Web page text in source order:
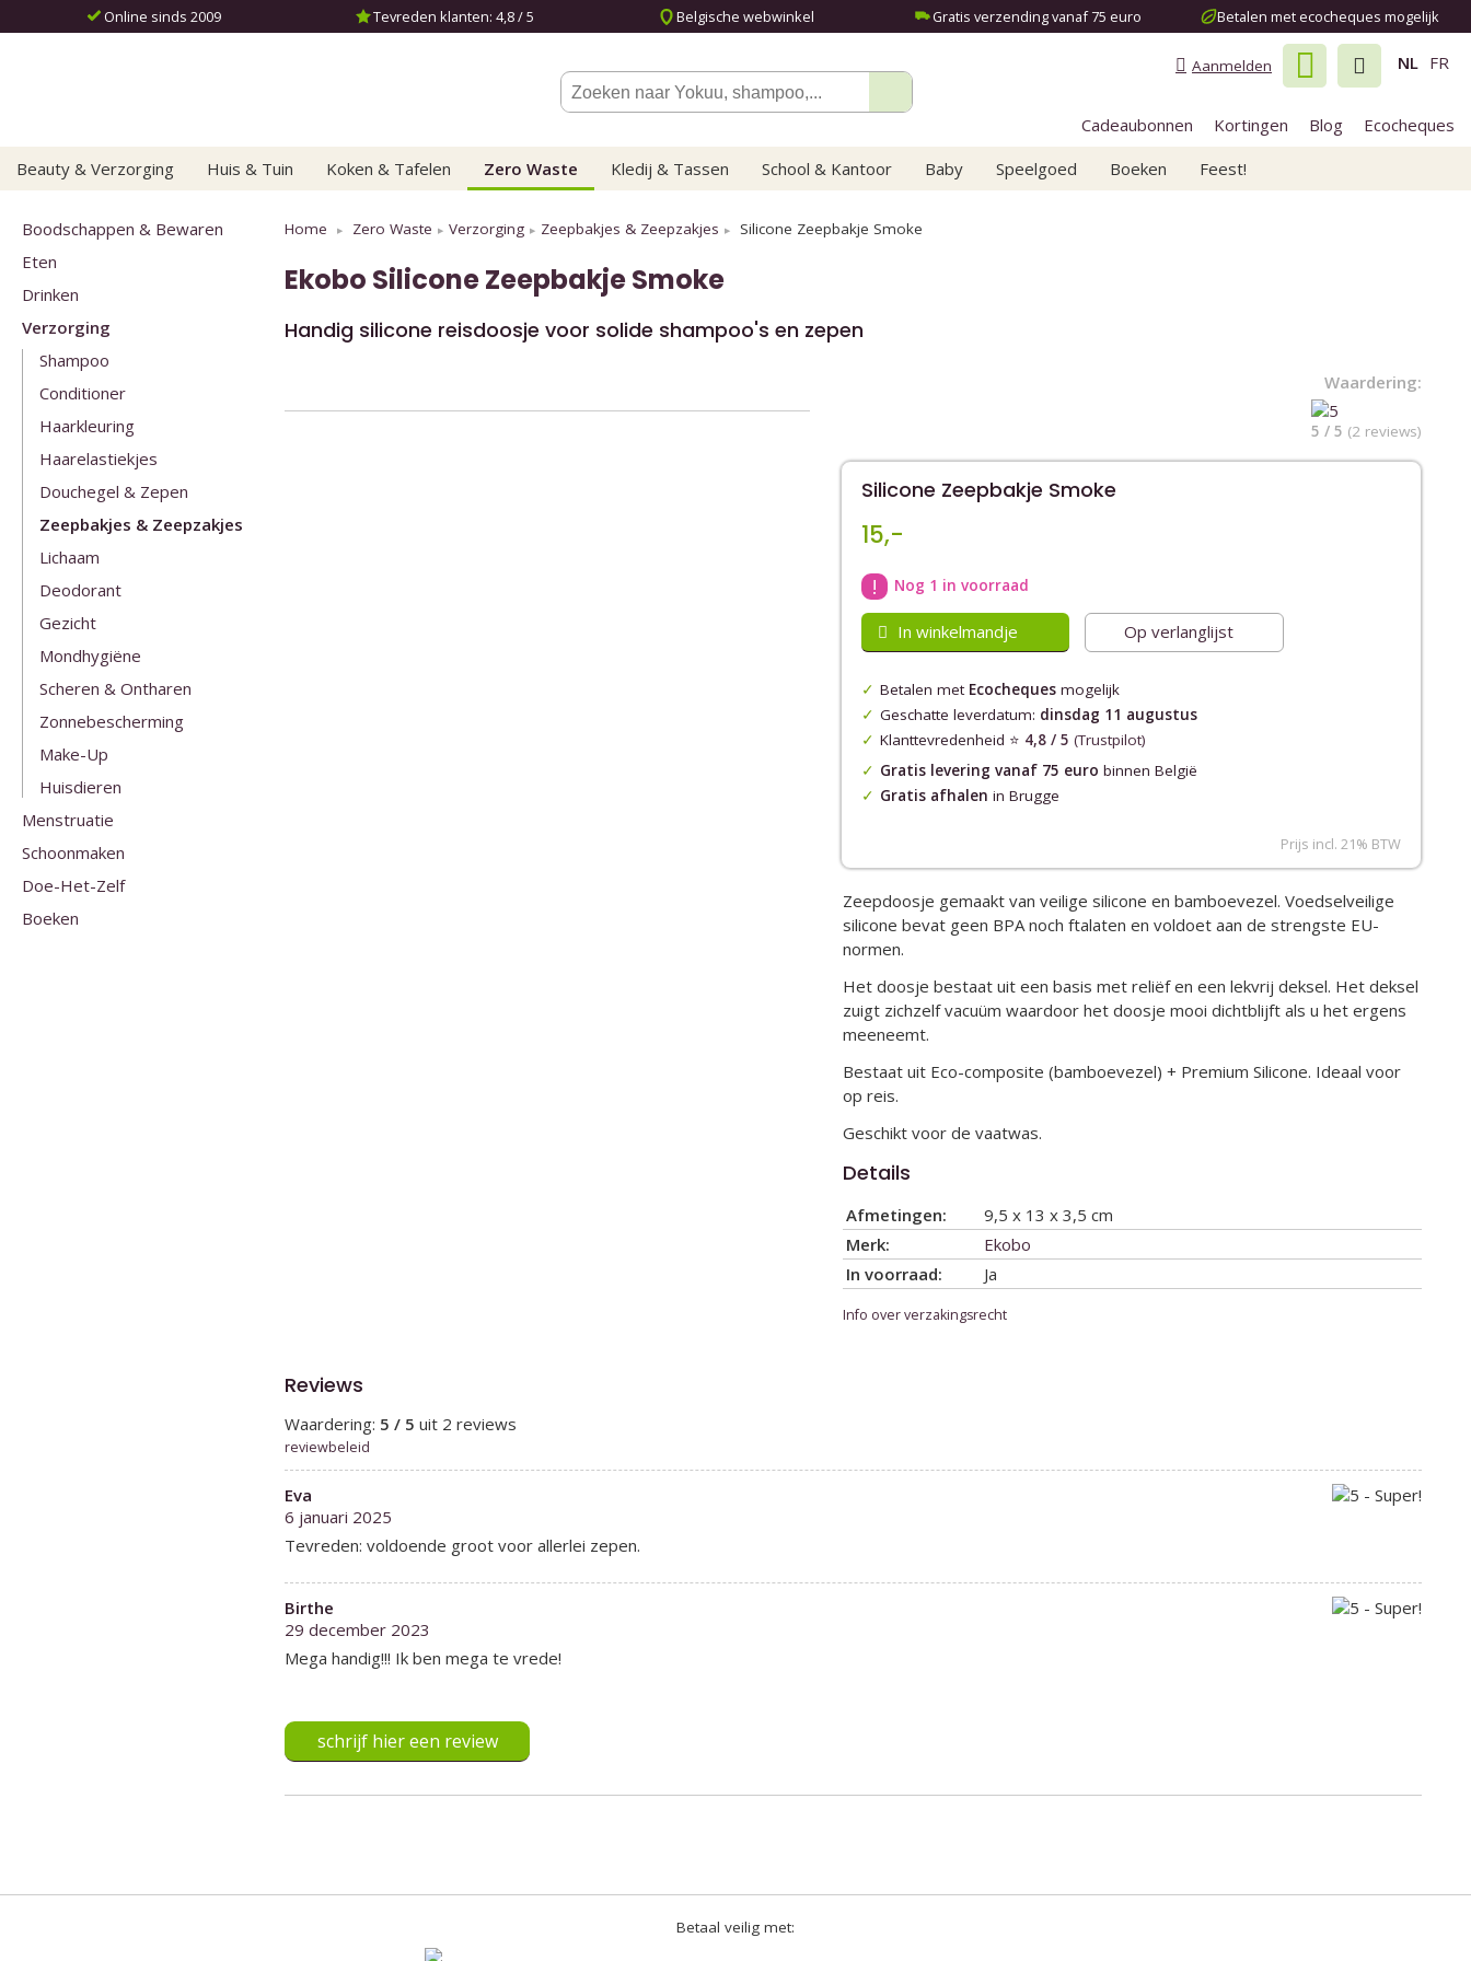
Online sinds 2009 Tevreden klanten: 4,8 / 5 Belgische webwinkel Gratis verzending vanaf 75 euro Betalen met ecocheques mogelijk
NL FR
Aanmelden
Cadeaubonnen Kortingen Blog
Ecocheques
Beauty & Verzorging
Huis & Tuin Koken & Tafelen Zero Waste Kledij & Tassen School & Kantoor Baby Speelgoed Boeken Feest!
Home Zero Waste Verzorging Zeepbakjes & Zeepzakjes Silicone Zeepbakje Smoke
Ekobo Silicone Zeepbakje Smoke
Handig silicone reisdoosje voor solide shampoo's en zepen
Waardering:
5 / 5 (2 reviews)
Silicone Zeepbakje Smoke
15,-
! Nog 1 in voorraad
In winkelmandje Op verlanglijst
Betalen met Ecocheques mogelijk
Geschatte leverdatum: dinsdag 11 augustus
Klanttevredenheid ⭐️ 4,8 / 5 (Trustpilot)
Gratis levering vanaf 75 euro binnen België
Gratis afhalen in Brugge
Prijs incl. 21% BTW
Zeepdoosje gemaakt van veilige silicone en bamboevezel. Voedselveilige
silicone bevat geen BPA noch ftalaten en voldoet aan de strengste EU-
normen.
Het doosje bestaat uit een basis met reliëf en een lekvrij deksel. Het deksel
zuigt zichzelf vacuüm waardoor het doosje mooi dichtblijft als u het ergens
meeneemt.
Bestaat uit Eco-composite (bamboevezel) + Premium Silicone. Ideaal voor
op reis.
Geschikt voor de vaatwas.
Details
Afmetingen:
9,5 x 13 x 3,5 cm
Merk:
Ekobo
In voorraad:
Ja
Info over verzakingsrecht
Reviews
Waardering: 5 / 5 uit 2 reviews
reviewbeleid
Eva
6 januari 2025
Tevreden: voldoende groot voor allerlei zepen.
Birthe
29 december 2023
Mega handig!!! Ik ben mega te vrede!
schrijf hier een review
Boodschappen & Bewaren
Eten
Drinken
Verzorging
Shampoo
Conditioner
Haarkleuring
Haarelastiekjes
Douchegel & Zepen
Zeepbakjes & Zeepzakjes
Lichaam
Deodorant
Gezicht
Mondhygiëne
Scheren & Ontharen
Zonnebescherming
Make-Up
Huisdieren
Menstruatie
Schoonmaken
Doe-Het-Zelf
Boeken
Betaal veilig met: